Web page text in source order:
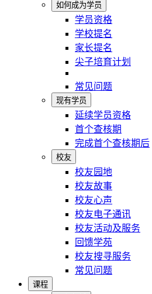
如何成为学员
学员资格
学校提名
家长提名
尖子培育计划
常见问题
现有学员
延续学员资格
首个查核期
完成首个查核期后
校友
校友园地
校友故事
校友心声
校友电子通讯
校友活动及服务
回馈学苑
校友搜寻服务
常见问题
课程